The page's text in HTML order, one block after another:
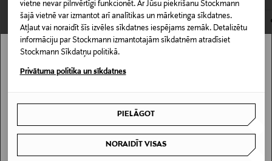
vietne nevar pilnvērtīgi funkcionēt. Ar Jūsu piekrišanu Stockmann
šajā vietnē var izmantot arī analītikas un mārketinga sīkdatnes.
Atļaut vai noraidīt šīs izvēles sīkdatnes iespējams zemāk. Detalizētu
informāciju par Stockmann izmantotajām sīkdatnēm atradīsiet
Stockmann Sīkdatņu politikā.
Privātuma politika un sīkdatnes
PIELĀGOT
NORAIDĪT VISAS
Materiāls
95% kokvilna, 5% elastāns
Kopšanas instrukcijas
optiskajiem balinātājiem. Nežāvēt veļas žāvētājā.
Gludināt zemā temperatūrā. Mazgāt 30 grādos
Stockmann nav pieejams tavā valstī.
I UNDERSTAND